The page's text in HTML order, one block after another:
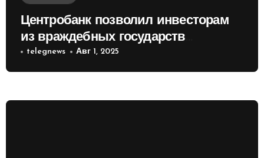
Центробанк позволил инвесторам
из враждебных государств
приобретать валюту
telegnews Авг 1, 2025